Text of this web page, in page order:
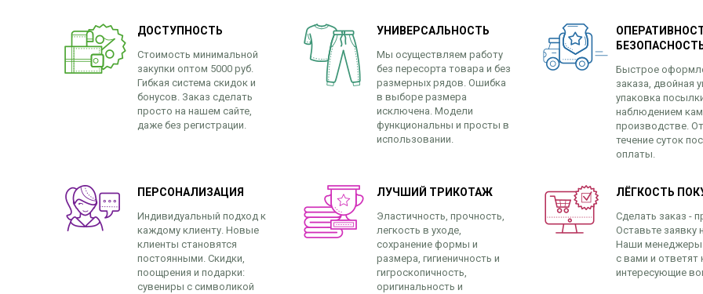
ДОСТУПНОСТЬ
Стоимость минимальной
закупки оптом 5000 руб.
Гибкая система скидок и
бонусов. Заказ сделать
просто на нашем сайте,
даже без регистрации.
УНИВЕРСАЛЬНОСТЬ
Мы осуществляем работу
без пересорта товара и без
размерных рядов. Ошибка
в выборе размера
исключена. Модели
функциональны и просты в
использовании.
Быстрое
заказа, двойная
упаковка
наблюдением
производстве.
течение суток
оплаты.
ПЕРСОНАЛИЗАЦИЯ
Индивидуальный подход к
каждому клиенту. Новые
клиенты становятся
постоянными. Скидки,
поощрения и подарки:
сувениры с символикой
ЛУЧШИЙ ТРИКОТАЖ
Эластичность, прочность,
легкость в уходе,
сохранение формы и
размера, гигиеничность и
гигроскопичность,
оригинальность и
ЛЁГКОСТЬ
Сделать заказ -
Оставьте заявку
Наши менеджеры
с вами и ответят
интересующие